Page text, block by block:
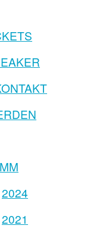
2024
2021